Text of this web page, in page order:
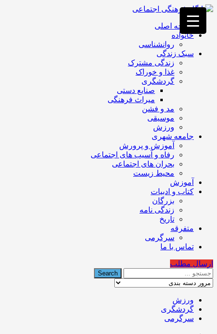
فصد
خون
غرب
تهران
خشکشویی
تصفیه
تهران
صفحه اصلی
خانواده
روانشناسی
سبک زندگی
زندگی مشترک
غذا و خوراک
گردشگری
صنایع دستی
میراث فرهنگی
مد و فشن
موسیقی
ورزش
جامعه شهری
آموزش و پرورش
رفاه و آسیب های اجتماعی
بحران های اجتماعی
محیط زیست
آموزش
کتاب و ادبیات
بزرگان
زندگی نامه
تاریخ
متفرقه
سرگرمی
تماس با ما
ارسال مطلب
ورزش
گردشگری
سرگرمی